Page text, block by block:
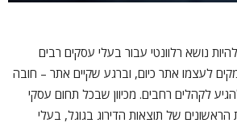
נושא רלוונטי עבור בעלי עסקים רבים
לעצמו אתר כיום, וברגע שקיים אתר – חובה
לקהלים רחבים. מכיוון שבכל תחום עסקי
של תוצאות הדירוג בגוגל, בעלי